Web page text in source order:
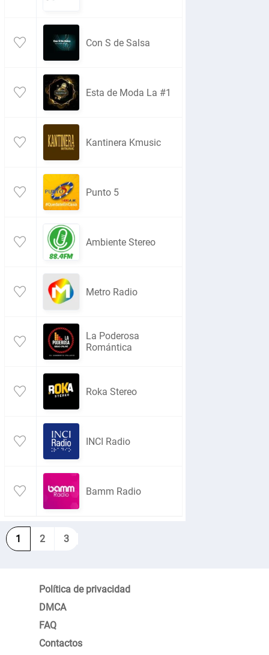
Con S de Salsa
Esta de Moda La #1
Kantinera Kmusic
Punto 5
Ambiente Stereo
Metro Radio
La Poderosa
Romántica
Roka Stereo
INCI Radio
Bamm Radio
1 2 3
Política de privacidad
DMCA
FAQ
Contactos